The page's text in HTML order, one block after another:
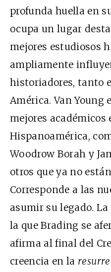
profunda huella en
ocupa un lugar
mejores estudiosos
ampliamente
historiadores, tanto
América. Van Young
mejores académicos
Hispanoamérica,
Woodrow Borah y
otros que ya no
Corresponde a las
asumir su legado.
la que Brading se
afirma al final del
creencia en la